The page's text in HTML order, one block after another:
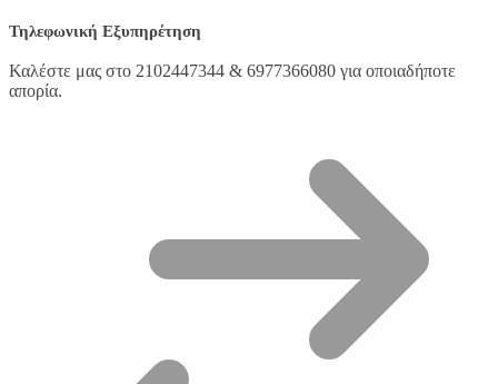
Τηλεφωνική Εξυπηρέτηση
Καλέστε μας στο 2102447344 & 6977366080 για οποιαδήποτε
απορία.